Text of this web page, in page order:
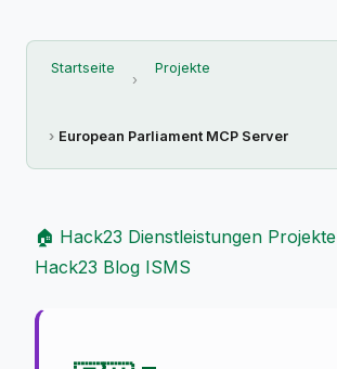
Startseite Projekte
European Parliament MCP Server
🏠 Hack23 Dienstleistungen Projekte
Hack23 Blog ISMS